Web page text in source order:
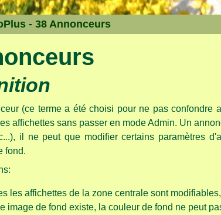
- 38 Annonceurs
(ce terme a été choisi pour ne pas
affichettes sans passer en mode Admin. Un
il ne peut que modifier certains paramètres
fond.
les affichettes de la zone centrale sont
image de fond existe, la couleur de fond ne peut